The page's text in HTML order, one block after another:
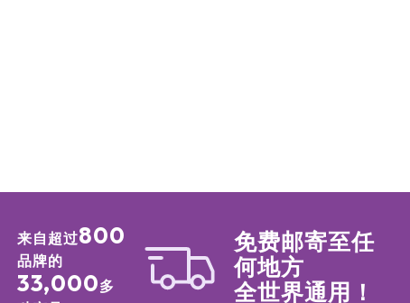
来自超过800
品牌的
33,000多
免费邮寄至任
何地方
全世界通用！